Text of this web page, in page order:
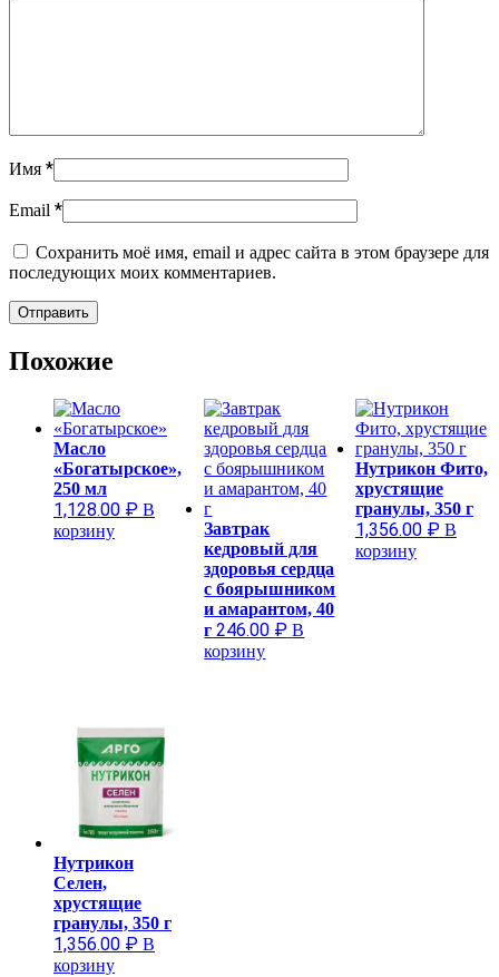
Имя *
Email *
Сохранить моё имя, email и адрес сайта в этом браузере для
последующих моих комментариев.
Похожие
Масло
«Богатырское»,
250 мл
1,128.00 ₽ В
корзину
Завтрак
кедровый для
здоровья сердца
с боярышником
и амарантом, 40
г 246.00 ₽ В
корзину
Нутрикон Фито,
хрустящие
гранулы, 350 г
1,356.00 ₽ В
корзину
Нутрикон
Селен,
хрустящие
гранулы, 350 г
1,356.00 ₽ В
корзину